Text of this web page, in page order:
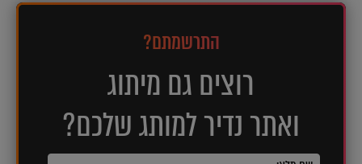
התרשמתם?
רוצים גם מיתוג
ואתר נדיר למותג שלכם?